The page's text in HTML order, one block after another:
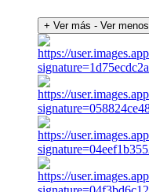
+ Ver más - Ver menos